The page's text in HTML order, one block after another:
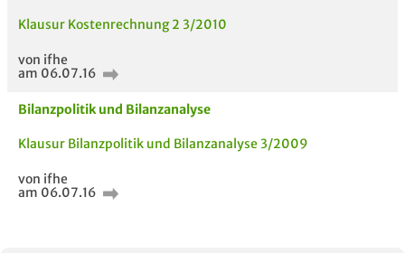
Klausur Kostenrechnung 2 3/2010
von ifhe
am 06.07.16
Bilanzpolitik und Bilanzanalyse
Klausur Bilanzpolitik und Bilanzanalyse 3/2009
von ifhe
am 06.07.16